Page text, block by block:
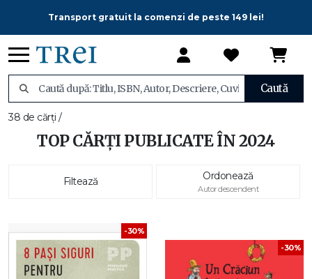
Transport gratuit la comenzi de peste 149 lei!
Caută
38 de cărți /
TOP CĂRȚI PUBLICATE ÎN 2024
Filtează Ordonează
Autor descendent
-30%
-30%